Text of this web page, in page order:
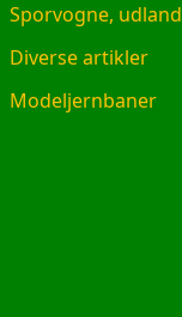
Sporvogne, udland
Diverse artikler
Modeljernbaner